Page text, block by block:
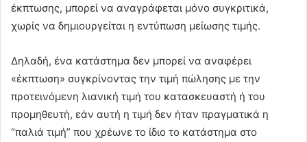
έκπτωσης, μπορεί να αναγράφεται μόνο συγκριτικά,
χωρίς να δημιουργείται η εντύπωση μείωσης τιμής.
Δηλαδή, ένα κατάστημα δεν μπορεί να αναφέρει
«έκπτωση» συγκρίνοντας την τιμή πώλησης με την
προτεινόμενη λιανική τιμή του κατασκευαστή ή του
προμηθευτή, εάν αυτή η τιμή δεν ήταν πραγματικά η
“παλιά τιμή” που χρέωνε το ίδιο το κατάστημα στο